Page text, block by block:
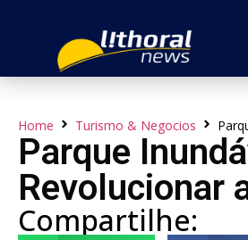
Home Turismo & Negocios
Parque
Revolucionar
Compartilhe: